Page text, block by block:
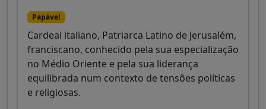
Papável
Cardeal italiano, Patriarca Latino de Jerusalém,
franciscano, conhecido pela sua especialização
no Médio Oriente e pela sua liderança
equilibrada num contexto de tensões políticas
e religiosas.